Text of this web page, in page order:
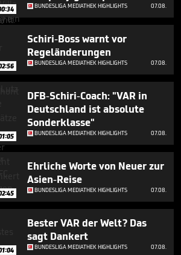
BUNDESLIGA MEDIATHEK HIGHLIGHTS 07.08.
Schiri-Boss warnt vor
Regeländerungen
BUNDESLIGA MEDIATHEK HIGHLIGHTS 07.08.
DFB-Schiri-Coach: "VAR in
Deutschland ist absolute
Sonderklasse"
BUNDESLIGA MEDIATHEK HIGHLIGHTS 07.08.
Ehrliche Worte von Neuer zur
Asien-Reise
BUNDESLIGA MEDIATHEK HIGHLIGHTS 07.08.
Bester VAR der Welt? Das
sagt Dankert
BUNDESLIGA MEDIATHEK HIGHLIGHTS 07.08.